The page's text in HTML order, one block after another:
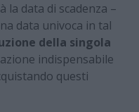
la data di scadenza –
data univoca in tal
della singola
indispensabile
questi